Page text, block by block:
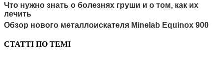
Что нужно знать о болезнях груши и о том, как их
лечить
Обзор нового металлоискателя Minelab Equinox 900
СТАТТІ ПО ТЕМІ